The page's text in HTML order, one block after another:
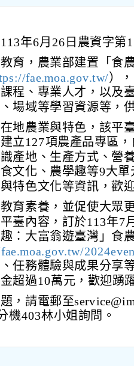
年6月26日農資字第
育，農業部建置「食
fae.moa.gov.tw/）
程、專業人才，以及
場域等學習資源等，
地農業與特色，該平
立127項農產品專區
產地、生產方式、營
文化、農學趣等9大
特色文化等資訊，歡
育素養，並促使大眾
臺內容，訂於113年7
趣：大富翁遊臺灣」食
任務體驗與成果分享
超過10萬元，歡迎踴
，請電郵至
機403林小姐詢問。